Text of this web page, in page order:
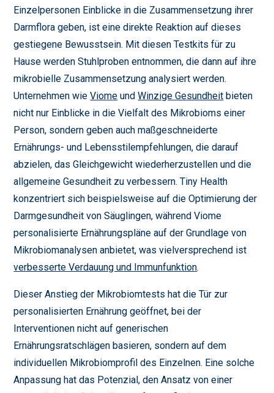
Einzelpersonen Einblicke in die Zusammensetzung ihrer
Darmflora geben, ist eine direkte Reaktion auf dieses
gestiegene Bewusstsein. Mit diesen Testkits für zu
Hause werden Stuhlproben entnommen, die dann auf ihre
mikrobielle Zusammensetzung analysiert werden.
Unternehmen wieViome undWinzige Gesundheit bieten
nicht nur Einblicke in die Vielfalt des Mikrobioms einer
Person, sondern geben auch maßgeschneiderte
Ernährungs- und Lebensstilempfehlungen, die darauf
abzielen, das Gleichgewicht wiederherzustellen und die
allgemeine Gesundheit zu verbessern. Tiny Health
konzentriert sich beispielsweise auf die Optimierung der
Darmgesundheit von Säuglingen, während Viome
personalisierte Ernährungspläne auf der Grundlage von
Mikrobiomanalysen anbietet, was vielversprechend ist
verbesserte Verdauung und Immunfunktion.
Dieser Anstieg der Mikrobiomtests hat die Tür zur
personalisierten Ernährung geöffnet, bei der
Interventionen nicht auf generischen
Ernährungsratschlägen basieren, sondern auf dem
individuellen Mikrobiomprofil des Einzelnen. Eine solche
Anpassung hat das Potenzial, den Ansatz von einer